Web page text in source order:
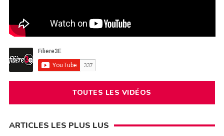
TOUTES LES VIDÉOS
ARTICLES LES PLUS LUS